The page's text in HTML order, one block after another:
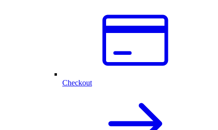
Checkout